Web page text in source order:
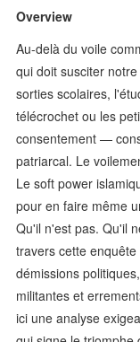
Overview
Au-delà du voile
qui doit susciter
sorties scolaires,
télécrochet ou les
consentement —
patriarcal. Le
Le soft power
pour en faire même
Qu'il n'est pas. Qu'il
travers cette
démissions
militantes et
ici une analyse